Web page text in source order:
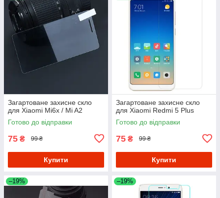
Загартоване захисне скло
для Xiaomi Mi6x / Mi A2
Готово до відправки
75 ₴ 99 ₴
Купити
Загартоване захисне скло
для Xiaomi Redmi 5 Plus
Готово до відправки
75 ₴ 99 ₴
Купити
–19% –19%